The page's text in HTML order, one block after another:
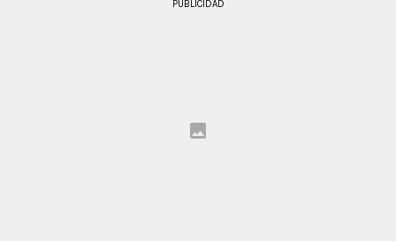
PUBLICIDAD